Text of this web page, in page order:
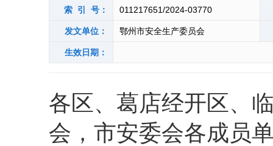
索 引 号： 011217651/2024-03770
发文单位： 鄂州市安全生产委员会
生效日期：
各区、葛店经开区、
会，市安委会各成员